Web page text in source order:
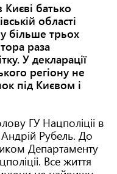
батько
області
більше трьох
раза
У декларації
регіону не
під Києвом і
ГУ Нацполіціі в
Андрій Рубель. До
Департаменту
Все життя